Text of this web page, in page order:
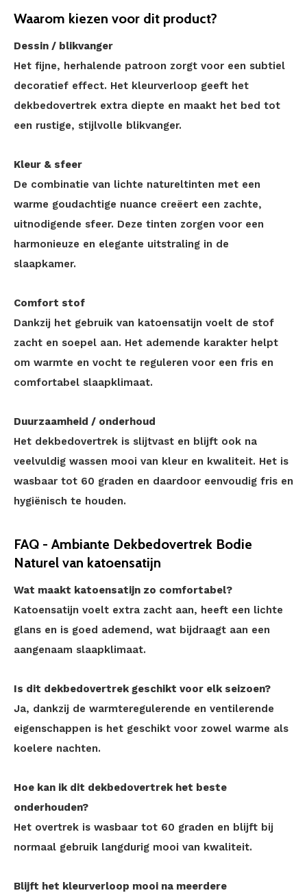
Waarom kiezen voor dit product?
Dessin / blikvanger
Het fijne, herhalende patroon zorgt voor een subtiel
decoratief effect. Het kleurverloop geeft het
dekbedovertrek extra diepte en maakt het bed tot
een rustige, stijlvolle blikvanger.
Kleur & sfeer
De combinatie van lichte natureltinten met een
warme goudachtige nuance creëert een zachte,
uitnodigende sfeer. Deze tinten zorgen voor een
harmonieuze en elegante uitstraling in de
slaapkamer.
Comfort stof
Dankzij het gebruik van katoensatijn voelt de stof
zacht en soepel aan. Het ademende karakter helpt
om warmte en vocht te reguleren voor een fris en
comfortabel slaapklimaat.
Duurzaamheid / onderhoud
Het dekbedovertrek is slijtvast en blijft ook na
veelvuldig wassen mooi van kleur en kwaliteit. Het is
wasbaar tot 60 graden en daardoor eenvoudig fris en
hygiënisch te houden.
FAQ - Ambiante Dekbedovertrek Bodie
Naturel van katoensatijn
Wat maakt katoensatijn zo comfortabel?
Katoensatijn voelt extra zacht aan, heeft een lichte
glans en is goed ademend, wat bijdraagt aan een
aangenaam slaapklimaat.
Is dit dekbedovertrek geschikt voor elk seizoen?
Ja, dankzij de warmteregulerende en ventilerende
eigenschappen is het geschikt voor zowel warme als
koelere nachten.
Hoe kan ik dit dekbedovertrek het beste
onderhouden?
Het overtrek is wasbaar tot 60 graden en blijft bij
normaal gebruik langdurig mooi van kwaliteit.
Blijft het kleurverloop mooi na meerdere